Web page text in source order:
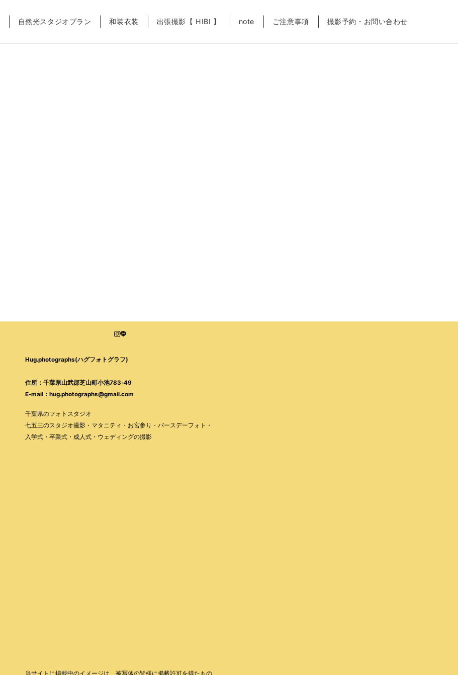
自然光スタジオプラン 和装衣装 出張撮影【 HIBI 】 note ご注意事項 撮影予約・お問い合わせ
Hug.photographs(ハグフォトグラフ)
住所：千葉県山武郡芝山町小池783-49
E-mail：hug.photographs@gmail.com
千葉県のフォトスタジオ
七五三のスタジオ撮影・マタニティ・お宮参り・バースデーフォト・
入学式・卒業式・成人式・ウェディングの撮影
当サイトに掲載中のイメージは、被写体の皆様に掲載許可を得たもの